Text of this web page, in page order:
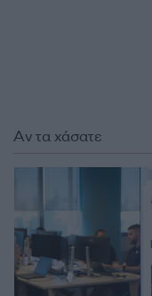
Αν τα χάσατε